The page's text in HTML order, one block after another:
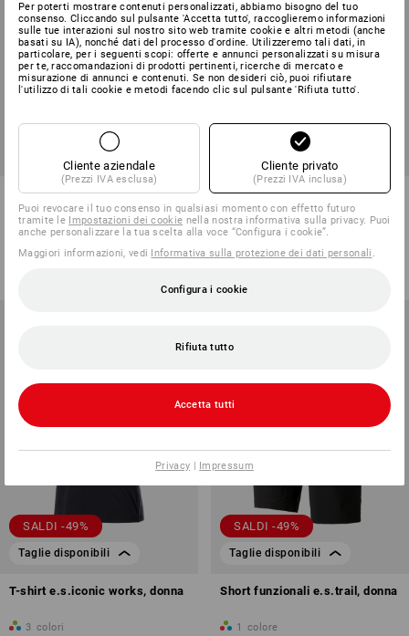
SALDI -49%
Taglie disponibili
Short funzionali segnaletici
e.s.ambition
1 colore
48,68 €24,39 €
SALDI -49%
Taglie disponibili
Giacca con cappuccio
e.s.iconic
5 colori
60,88 €30,49 €
SALDI -49%
Taglie disponibili
T-shirt e.s.iconic works, donna
3 colori
SALDI -49%
Taglie disponibili
Short funzionali e.s.trail, donna
1 colore
Per poterti mostrare contenuti personalizzati, abbiamo bisogno del tuo
consenso. Cliccando sul pulsante 'Accetta tutto', raccoglieremo informazioni
sulle tue interazioni sul nostro sito web tramite cookie e altri metodi (anche
basati su IA), nonché dati del processo d'ordine. Utilizzeremo tali dati, in
particolare, per i seguenti scopi: offerte e annunci personalizzati su misura
per te, raccomandazioni di prodotti pertinenti, ricerche di mercato e
misurazione di annunci e contenuti. Se non desideri ciò, puoi rifiutare
l'utilizzo di tali cookie e metodi facendo clic sul pulsante 'Rifiuta tutto'.
Cliente aziendale
(Prezzi IVA esclusa)
Cliente privato
(Prezzi IVA inclusa)
Puoi revocare il tuo consenso in qualsiasi momento con effetto futuro
tramite le Impostazioni dei cookie nella nostra informativa sulla privacy. Puoi
anche personalizzare la tua scelta alla voce “Configura i cookie”.
Maggiori informazioni, vedi Informativa sulla protezione dei dati personali .
Configura i cookie
Rifiuta tutto
Accetta tutti
Privacy | Impressum